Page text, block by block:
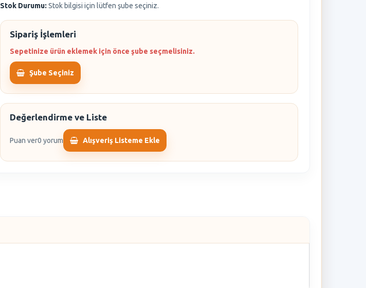
Stok Durumu: Stok bilgisi için lütfen şube seçiniz.
Sipariş İşlemleri
Sepetinize ürün eklemek için önce şube seçmelisiniz.
Şube Seçiniz
Değerlendirme ve Liste
Puan ver0 yorum Alışveriş Listeme Ekle